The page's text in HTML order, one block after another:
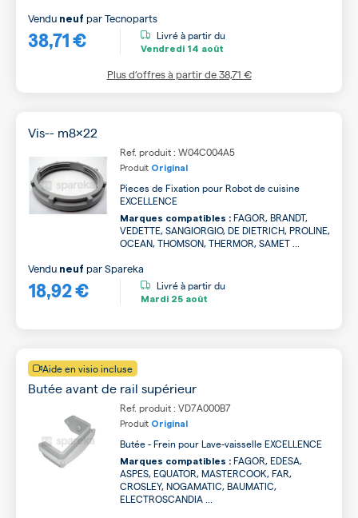
38,71 €
Vendu neuf parTecnoparts
Livré à partir du
Vendredi 14 août
Plus d’offres à partir de38,71 €
Vis-- m8x22
Ref. produit : W04C004A5
Produit Original
Pieces de Fixation pour Robot de cuisine
EXCELLENCE
Marques compatibles : FAGOR, BRANDT,
VEDETTE, SANGIORGIO, DE DIETRICH, PROLINE,
OCEAN, THOMSON, THERMOR, SAMET ...
18,92 €
Vendu neuf parSpareka
Livré à partir du
Mardi 25 août
Aide en visio incluse
Butée avant de rail supérieur
Ref. produit : VD7A000B7
Produit Original
Butée - Frein pour Lave-vaisselle EXCELLENCE
Marques compatibles : FAGOR, EDESA,
ASPES, EQUATOR, MASTERCOOK, FAR,
CROSLEY, NOGAMATIC, BAUMATIC,
ELECTROSCANDIA ...